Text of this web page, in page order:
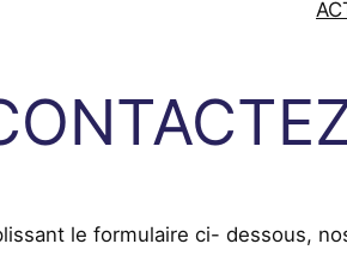
le formulaire ci- dessous,